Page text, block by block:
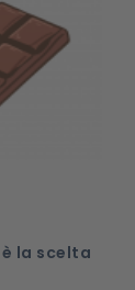
la scelta